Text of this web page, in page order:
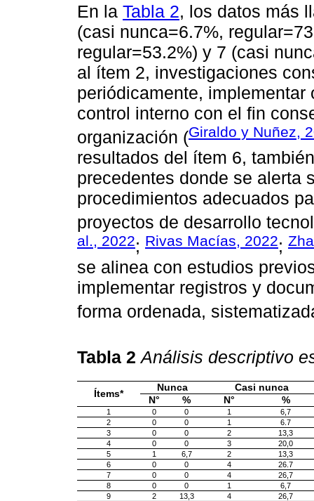
En la Tabla 2, los datos más
(casi nunca=6.7%,
regular=53.2%) y 7 (casi
al ítem 2, investigaciones
periódicamente,
control interno con el fin
organización (Giraldo y Nuñez,
resultados del ítem 6,
precedentes donde se alerta
procedimientos adecuados
proyectos de desarrollo
al., 2022; Rivas Macías, 2022;
se alinea con estudios
implementar registros y
forma ordenada,
Tabla 2Análisis descriptivo
Ítems*
Nunca
Casi nunca
N°
% N° %
1 0 0 1
6,7
2
0 0 1
6.7
3
0 0 2
13,3
4
0 0 3
20,0
5
1 6,7 2
13,3
6
0 0 4
26.7
7
0 0 4
26,7
8
0 0 1
6,7
9
2 13,3 4 26,7